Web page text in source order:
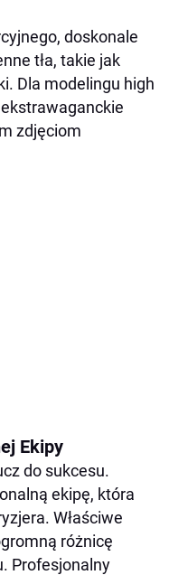
doskonale
tła, takie jak
Dla modelingu high
zdjęciom
Ekipy
do sukcesu.
ekipę, która
Właściwe
różnicę
Profesjonalny